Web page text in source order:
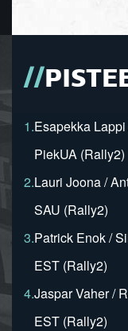
1.Esapekka
PiekUA (Rally2)
2.Lauri Joona /
SAU (Rally2)
3.Patrick Enok /
EST (Rally2)
4.Jaspar Vaher /
EST (Rally2)